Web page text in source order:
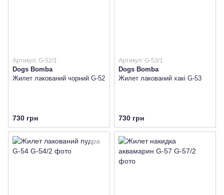
Артикул: G-52/1
Dogs Bomba
Жилет лакований чорний G-52
730 грн
Артикул: G-53/1
Dogs Bomba
Жилет лакований хакi G-53
730 грн